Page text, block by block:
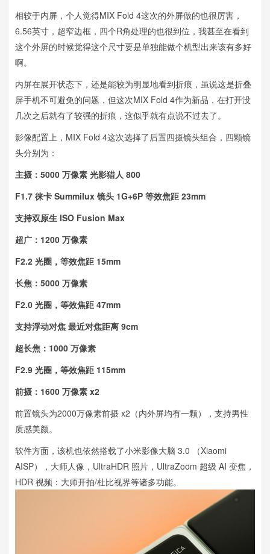
相较于内屏，个人觉得MIX Fold 4这次的外屏做的也很厉害，
6.56英寸，超窄边框，四个R角处理的也很到位，我甚至在看到
这个外屏的时候觉得这个尺寸要是单独能做个机型出来该有多好
啊。
内屏在展开状态下，还是能较为明显地看到折痕，虽说这是折叠
屏手机不可避免的问题，但这次MIX Fold 4作为新品，在打开没
几次之后就有了较强的折痕，这似乎就有点说不过去了。
影像配置上，MIX Fold 4这次选择了后置四摄镜头组合，四颗镜
头分别为：
主摄：5000 万像素 光影猎人 800
F1.7 徕卡 Summilux 镜头 1G+6P 等效焦距 23mm
支持双原生 ISO Fusion Max
超广：1200 万像素
F2.2 光圈，等效焦距 15mm
长焦：5000 万像素
F2.0 光圈，等效焦距 47mm
支持浮动对焦 最近对焦距离 9cm
超长焦：1000 万像素
F2.9 光圈，等效焦距 115mm
前摄：1600 万像素 x2
前置镜头为2000万像素前摄 x2（内外屏均有一颗），支持男性
质感美颜。
软件方面，该机也依然搭载了小米影像大脑 3.0 （Xiaomi
AISP），大师人像，UltraHDR 照片，UltraZoom 超级 AI 变焦，
HDR 视频：大师开拍/杜比视界等诸多功能。